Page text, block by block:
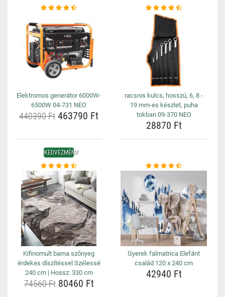
Elektromos generátor 6000W-
6500W 04-731 NEO
440390 Ft 463790 Ft
racsnis kulcs, hosszú, 6, 8 -
19 mm-es készlet, puha
tokban 09-370 NEO
28870 Ft
KEDVEZMÉNY
Kifinomult barna szőnyeg
érdekes díszítéssel Szélessé
240 cm | Hossz: 330 cm
74560 Ft80460 Ft
Gyerek falmatrica Elefánt
család 120 x 240 cm
42940 Ft